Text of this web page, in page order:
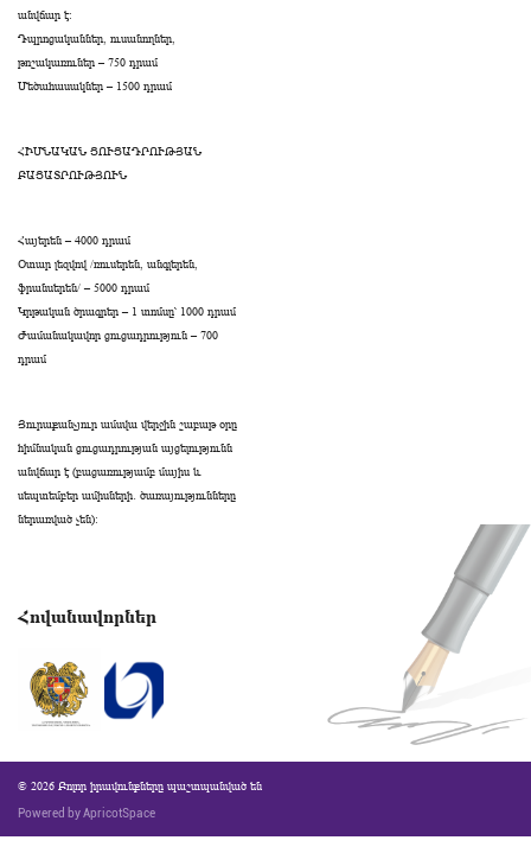
անվճար է։
Դպրոցականներ, ուսանողներ,
թոշակառուներ – 750 դրամ
Մեծահասակներ – 1500 դրամ
ՀԻՄՆԱԿԱՆ ՑՈՒՑԱԴՐՈՒԹՅԱՆ
ԲԱՑԱՏՐՈՒԹՅՈՒՆ
Հայերեն – 4000 դրամ
Օտար լեզվով /ռուսերեն, անգլերեն,
ֆրանսերեն/ – 5000 դրամ
Կրթական ծրագրեր – 1 տոմսը՝ 1000 դրամ
Ժամանակավոր ցուցադրություն – 700
դրամ
Յուրաքանչյուր ամսվա վերջին շաբաթ օրը
հիմնական ցուցադրության այցելությունն
անվճար է (բացառությամբ մայիս և
սեպտեմբեր ամիսների․ ծառայությունները
ներառված չեն):
Հովանավորներ
© 2026 Բոլոր իրավունքները պաշտպանված են
Powered by ApricotSpace